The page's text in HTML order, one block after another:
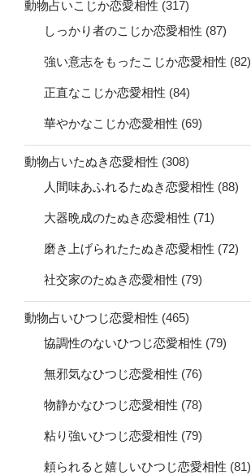
動物占いこじか恋愛相性 (317)
しっかり者のこじか恋愛相性 (87)
強い意志をもったこじか恋愛相性 (82)
正直なこじか恋愛相性 (84)
華やかなこじか恋愛相性 (69)
動物占いたぬき恋愛相性 (308)
人間味あふれるたぬき恋愛相性 (88)
大器晩成のたぬき恋愛相性 (71)
磨き上げられたたぬき恋愛相性 (72)
社交家のたぬき恋愛相性 (79)
動物占いひつじ恋愛相性 (465)
協調性のないひつじ恋愛相性 (79)
無邪気なひつじ恋愛相性 (76)
物静かなひつじ恋愛相性 (78)
粘り強いひつじ恋愛相性 (79)
頼られると嬉しいひつじ恋愛相性 (81)